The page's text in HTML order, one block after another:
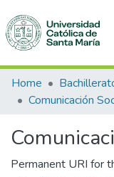
Communities &
All of DSpace
Home
Comunicación
Permanent URI for